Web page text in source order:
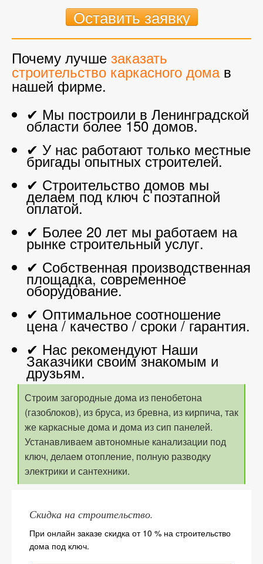
Почему лучше заказать
строительство каркасного домав
нашей фирме.
✔ Мы построили в Ленинградской
области более 150 домов.
✔ У нас работают только местные
бригады опытных строителей.
✔ Строительство домов мы
делаем под ключ с поэтапной
оплатой.
✔ Более 20 лет мы работаем на
рынке строительный услуг.
✔ Собственная производственная
площадка, современное
оборудование.
✔ Оптимальное соотношение
цена / качество / сроки / гарантия.
✔ Нас рекомендуют Наши
Заказчики своим знакомым и
друзьям.
Строим загородные дома из пенобетона
(газоблоков), из бруса, из бревна, из кирпича, так
же каркасные дома и дома из сип панелей.
Устанавливаем автономные канализации под
ключ, делаем отопление, полную разводку
электрики и сантехники.
Скидка на строительство.
При онлайн заказе скидка от 10 % на строительство
дома под ключ.